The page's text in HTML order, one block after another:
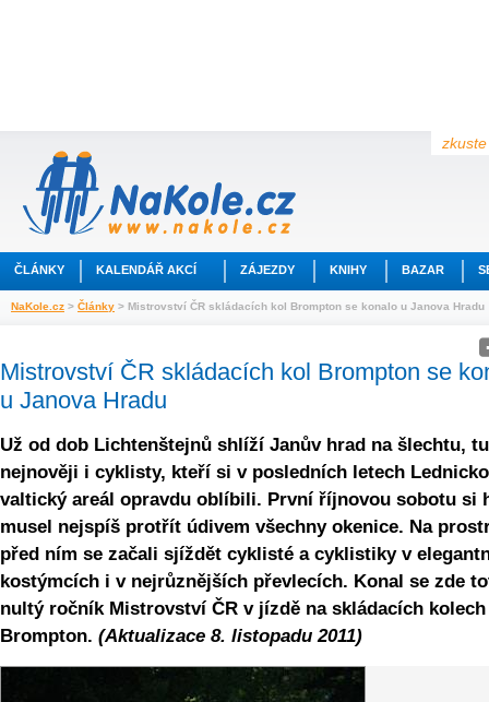
ČLÁNKY KALENDÁŘ AKCÍ ZÁJEZDY KNIHY BAZAR
NaKole.cz > Články > Mistrovství ČR skládacích kol Brompton se konalo u Janova Hradu
Mistrovství ČR skládacích kol Brompton se
u Janova Hradu
Už od dob Lichtenštejnů shlíží Janův hrad na šlechtu,
nejnověji i cyklisty, kteří si v posledních letech
valtický areál opravdu oblíbili. První říjnovou sobotu si
musel nejspíš protřít údivem všechny okenice. Na
před ním se začali sjíždět cyklisté a cyklistiky v
kostýmcích i v nejrůznějších převlecích. Konal se zde
nultý ročník Mistrovství ČR v jízdě na skládacích kolech
Brompton. (Aktualizace 8. listopadu 2011)